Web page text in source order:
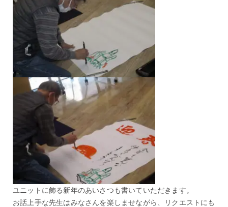
ユニットに飾る新年のあいさつも書いていただきます。
お話上手な先生はみなさんを楽しませながら、リクエストにも